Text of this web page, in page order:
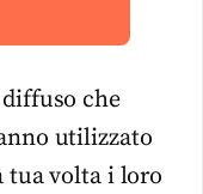
che
utilizzato
tua volta i loro